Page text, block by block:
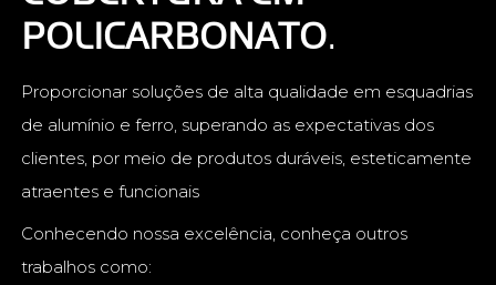
POLICARBONATO.
Proporcionar soluções de alta qualidade em esquadrias
de alumínio e ferro, superando as expectativas dos
clientes, por meio de produtos duráveis, esteticamente
atraentes e funcionais
Conhecendo nossa excelência, conheça outros
trabalhos como: